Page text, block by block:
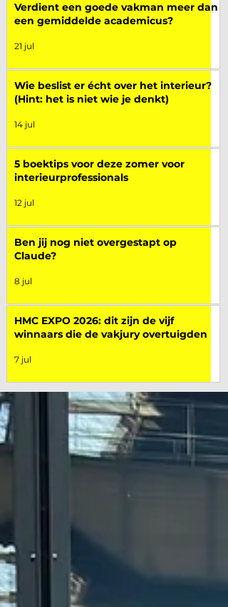
Verdient een goede vakman meer dan
een gemiddelde academicus?
21 jul
Wie beslist er écht over het interieur?
(Hint: het is niet wie je denkt)
14 jul
5 boektips voor deze zomer voor
interieurprofessionals
12 jul
Ben jij nog niet overgestapt op
Claude?
8 jul
HMC EXPO 2026: dit zijn de vijf
winnaars die de vakjury overtuigden
7 jul